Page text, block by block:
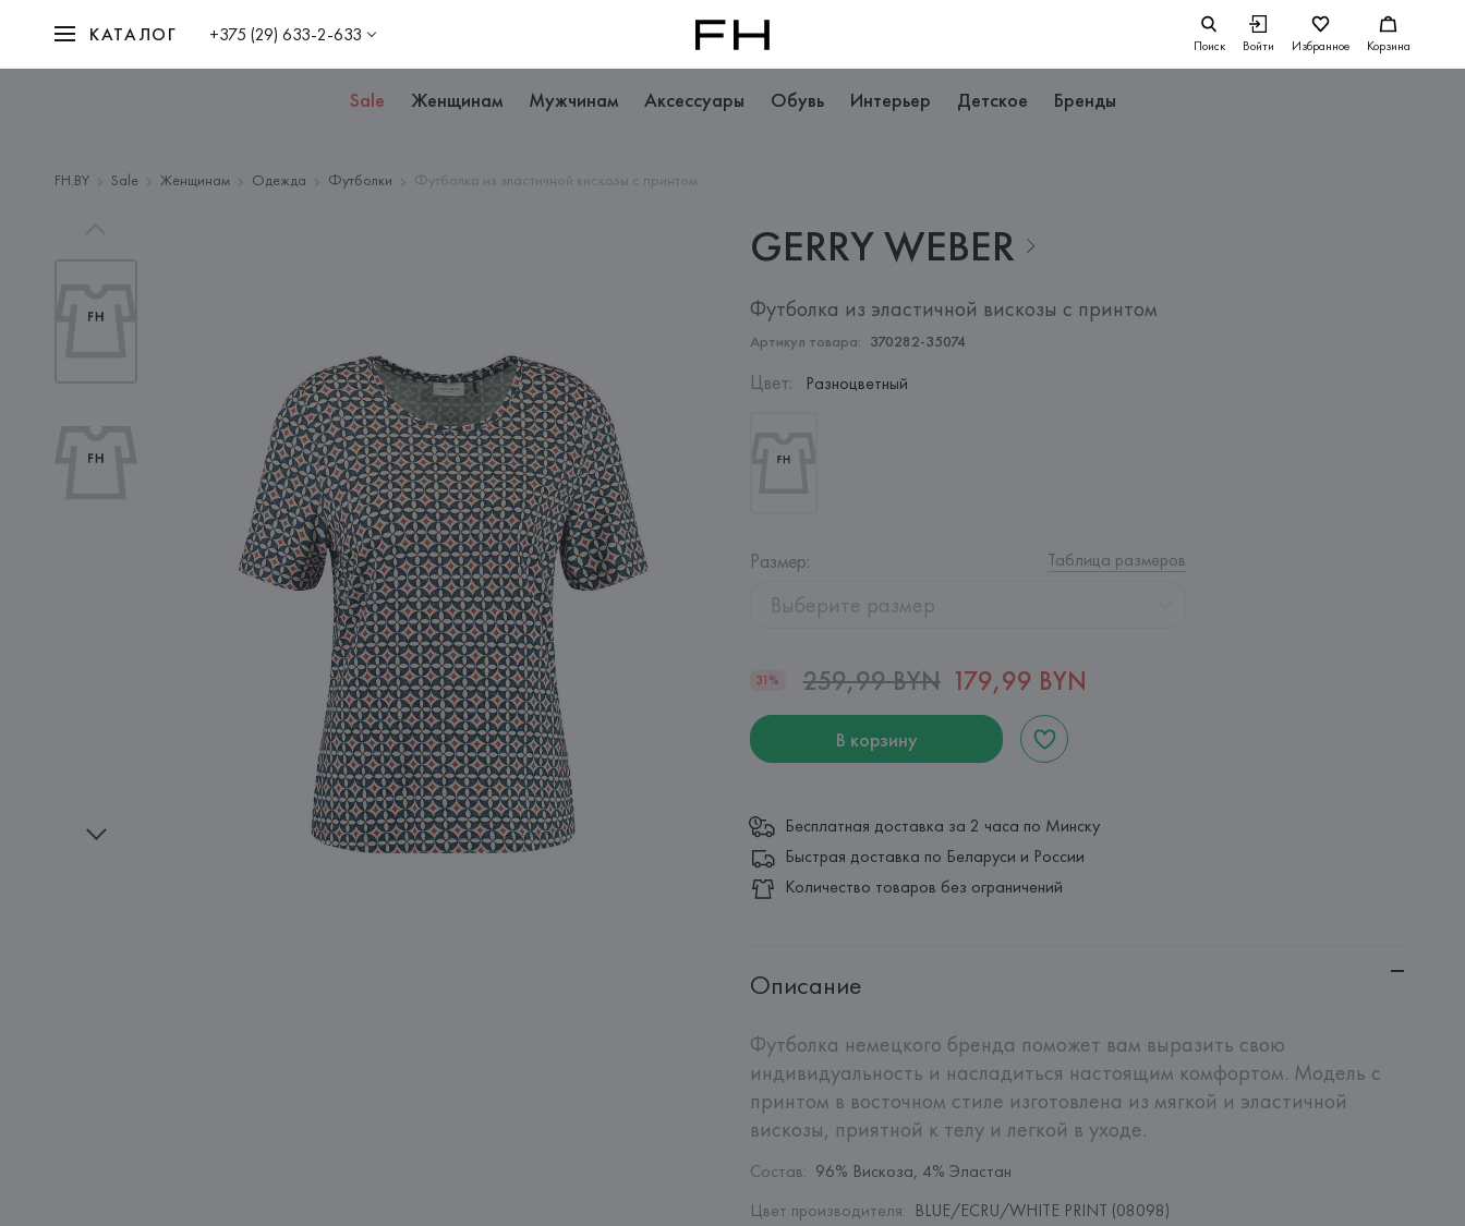
КАТАЛОГ +375 (29) 633-2-633 Поиск Войти Избранное Корзина
Sale Женщинам Мужчинам Аксессуары Обувь Интерьер Детское Бренды
FH.BY Sale Женщинам Одежда Футболки Футболка из эластичной вискозы с принтом
GERRYWEBER
Футболка из эластичной вискозы с принтом
Артикул товара: 370282-35074
Цвет: Разноцветный
Размер: Таблица размеров
Выберите размер
31% 259,99 BYN 179,99 BYN
В корзину
Бесплатная доставка за 2 часа по Минску
Быстрая доставка по Беларуси и России
Количество товаров без ограничений
Описание
Футболка немецкого бренда поможет вам выразить свою
индивидуальность и насладиться настоящим комфортом. Модель с
принтом в восточном стиле изготовлена из мягкой и эластичной
вискозы, приятной к телу и легкой в уходе.
Состав: 96% Вискоза, 4% Эластан
Цвет производителя: BLUE/ECRU/WHITE PRINT (08098)